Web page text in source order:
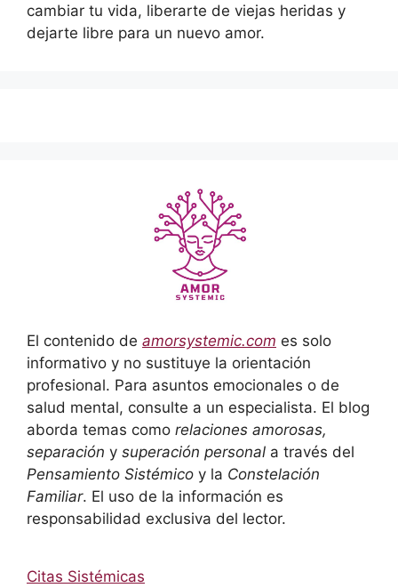
cambiar tu vida, liberarte de viejas heridas y
dejarte libre para un nuevo amor.
El contenido de amorsystemic.com es solo
informativo y no sustituye la orientación
profesional. Para asuntos emocionales o de
salud mental, consulte a un especialista. El blog
aborda temas como relaciones amorosas,
separación y superación personal a través del
Pensamiento Sistémico y la Constelación
Familiar. El uso de la información es
responsabilidad exclusiva del lector.
Citas Sistémicas